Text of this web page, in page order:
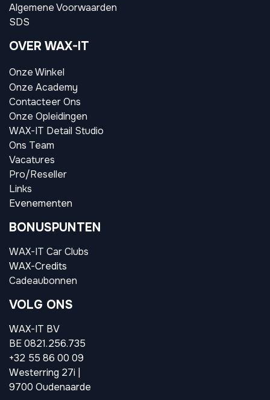
Algemene Voorwaarden
SDS
OVER WAX-IT
Onze Winkel
Onze Academy
Contacteer Ons
Onze Opleidingen
WAX-IT Detail Studio
Ons Team
Vacatures
Pro/Reseller
Links
Evenementen
BONUSPUNTEN
WAX-IT Car Clubs
WAX-Credits
Cadeaubonnen
VOLG ONS
WAX-IT BV
BE 0821.256.735
+32 55 86 00 09
Westerring 27i |
9700 Oudenaarde